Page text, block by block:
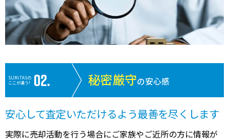
SUMiTASの
ここが違う!
秘密厳守の安心感
安心して査定いただけるよう最善を尽くします
実際に売却活動を行う場合にご家族やご近所の方に情報が